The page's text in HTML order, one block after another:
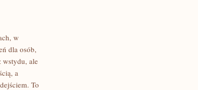
w
dla osób,
wstydu, ale
a
To